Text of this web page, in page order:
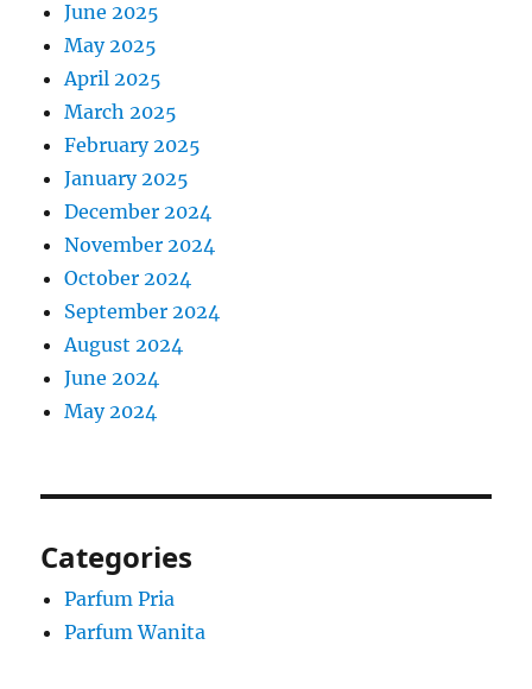
June 2025
May 2025
April 2025
March 2025
February 2025
January 2025
December 2024
November 2024
October 2024
September 2024
August 2024
June 2024
May 2024
Categories
Parfum Pria
Parfum Wanita